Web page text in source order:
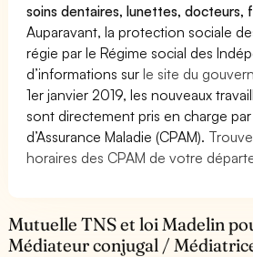
soins dentaires, lunettes, docteurs,
Auparavant, la protection sociale
régie par le Régime social des
d’informations surle site du
1er janvier 2019, les nouveaux
sont directement pris en charge par
d’Assurance Maladie (CPAM).
horaires des CPAM de votre
Mutuelle TNS et loi Madelin
Médiateur conjugal /